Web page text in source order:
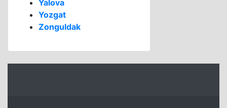
Yalova
Yozgat
Zonguldak